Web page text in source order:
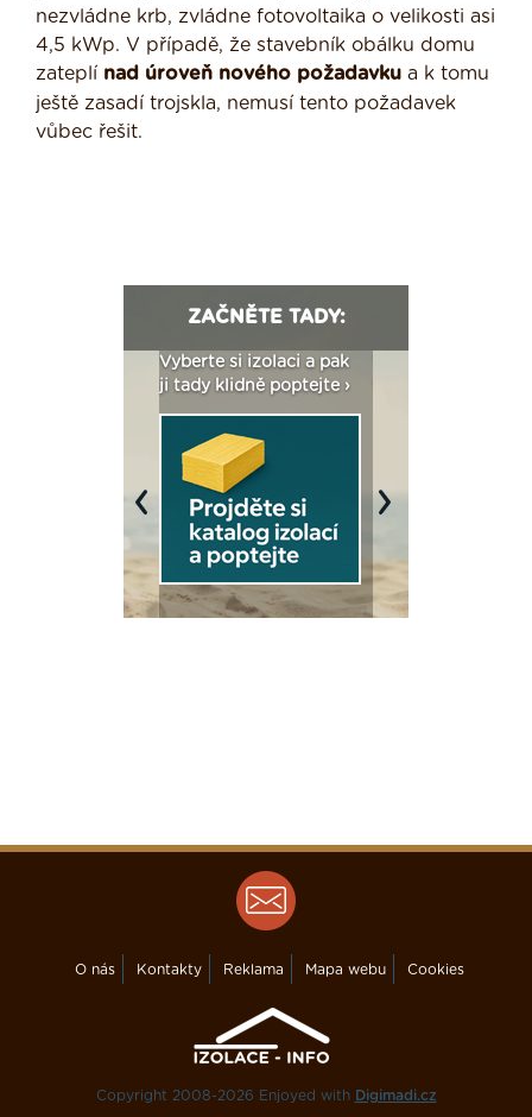
nezvládne krb, zvládne fotovoltaika o velikosti asi
4,5 kWp. V případě, že stavebník obálku domu
zateplí nad úroveň nového požadavku a k tomu
ještě zasadí trojskla, nemusí tento požadavek
vůbec řešit.
ZAČNĚTE TADY:
Vyberte si izolaci a pak
ji tady klidně poptejte ›
Previous Next
O nás Kontakty Reklama Mapa webu Cookies
Copyright 2008-2026 Enjoyed with Digimadi.cz